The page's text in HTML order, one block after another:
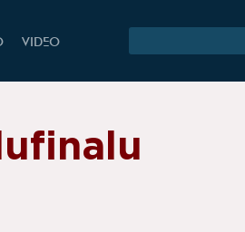
VIDEO